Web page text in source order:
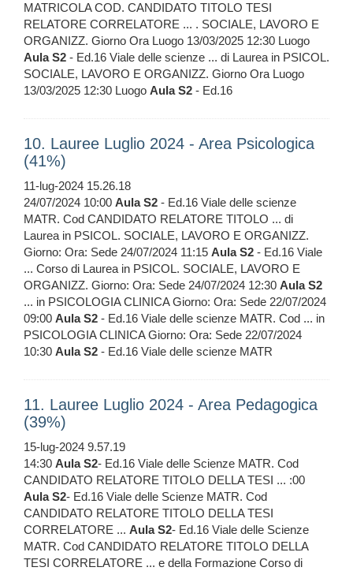
MATRICOLA COD. CANDIDATO TITOLO TESI
RELATORE CORRELATORE ... . SOCIALE, LAVORO E
ORGANIZZ. Giorno Ora Luogo 13/03/2025 12:30 Luogo
Aula S2 - Ed.16 Viale delle scienze ... di Laurea in PSICOL.
SOCIALE, LAVORO E ORGANIZZ. Giorno Ora Luogo
13/03/2025 12:30 Luogo Aula S2 - Ed.16
10. Lauree Luglio 2024 - Area Psicologica
(41%)
11-lug-2024 15.26.18
24/07/2024 10:00 Aula S2 - Ed.16 Viale delle scienze
MATR. Cod CANDIDATO RELATORE TITOLO ... di
Laurea in PSICOL. SOCIALE, LAVORO E ORGANIZZ.
Giorno: Ora: Sede 24/07/2024 11:15 Aula S2 - Ed.16 Viale
... Corso di Laurea in PSICOL. SOCIALE, LAVORO E
ORGANIZZ. Giorno: Ora: Sede 24/07/2024 12:30 Aula S2
... in PSICOLOGIA CLINICA Giorno: Ora: Sede 22/07/2024
09:00 Aula S2 - Ed.16 Viale delle scienze MATR. Cod ... in
PSICOLOGIA CLINICA Giorno: Ora: Sede 22/07/2024
10:30 Aula S2 - Ed.16 Viale delle scienze MATR
11. Lauree Luglio 2024 - Area Pedagogica
(39%)
15-lug-2024 9.57.19
14:30 Aula S2- Ed.16 Viale delle Scienze MATR. Cod
CANDIDATO RELATORE TITOLO DELLA TESI ... :00
Aula S2- Ed.16 Viale delle Scienze MATR. Cod
CANDIDATO RELATORE TITOLO DELLA TESI
CORRELATORE ... Aula S2- Ed.16 Viale delle Scienze
MATR. Cod CANDIDATO RELATORE TITOLO DELLA
TESI CORRELATORE ... e della Formazione Corso di